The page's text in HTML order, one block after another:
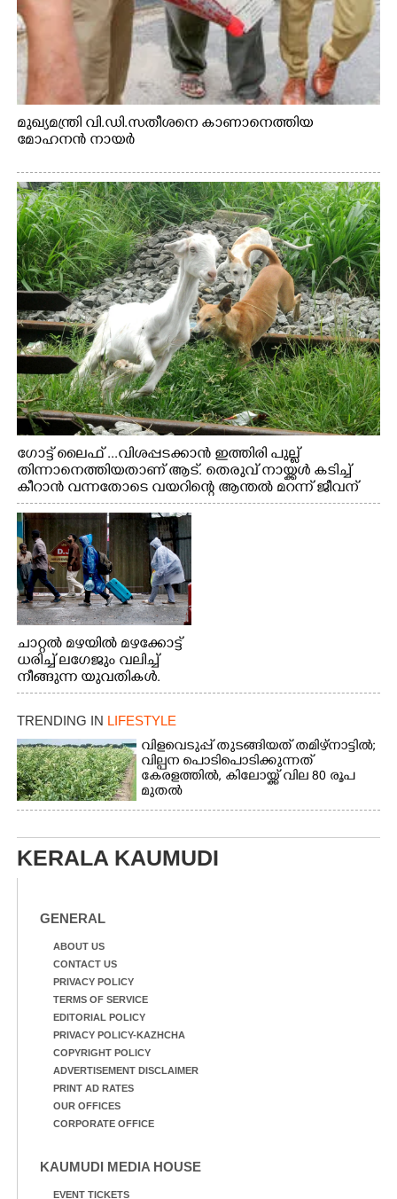
മുഖ്യമന്ത്രി വി.ഡി.സതീശനെ കാണാനെത്തിയ
മോഹനൻ നായർ
ഗോട്ട് ലൈഫ് ...വിശപ്പടക്കാൻ ഇത്തിരി പുല്ല്
തിന്നാനെത്തിയതാണ് ആട്. തെരുവ് നായ്ക്കൾ കടിച്ച്
കീറാൻ വന്നതോടെ വയറിന്റെ ആന്തൽ മറന്ന് ജീവന്
വേണ്ടിയായി ഓട്ടം. എറണാകുളം വാത്തുരുത്തിയിൽ
നിന്നുള്ള കാഴ്ച
ചാറ്റൽ മഴയിൽ മഴക്കോട്ട്
ധരിച്ച് ലഗേജും വലിച്ച്
നീങ്ങുന്ന യുവതികൾ.
എറണാകുളം മേനകയിൽ
നിന്നുള്ള കാഴ്ച
TRENDING IN LIFESTYLE
വിളവെടുപ്പ് തുടങ്ങിയത് തമിഴ്നാട്ടിൽ;
വില്പന പൊടിപൊടിക്കുന്നത്
കേരളത്തിൽ, കിലോയ്ക്ക് വില 80 രൂപ
മുതൽ
KERALA KAUMUDI
GENERAL
ABOUT US
CONTACT US
PRIVACY POLICY
TERMS OF SERVICE
EDITORIAL POLICY
PRIVACY POLICY-KAZHCHA
COPYRIGHT POLICY
ADVERTISEMENT DISCLAIMER
PRINT AD RATES
OUR OFFICES
CORPORATE OFFICE
KAUMUDI MEDIA HOUSE
EVENT TICKETS